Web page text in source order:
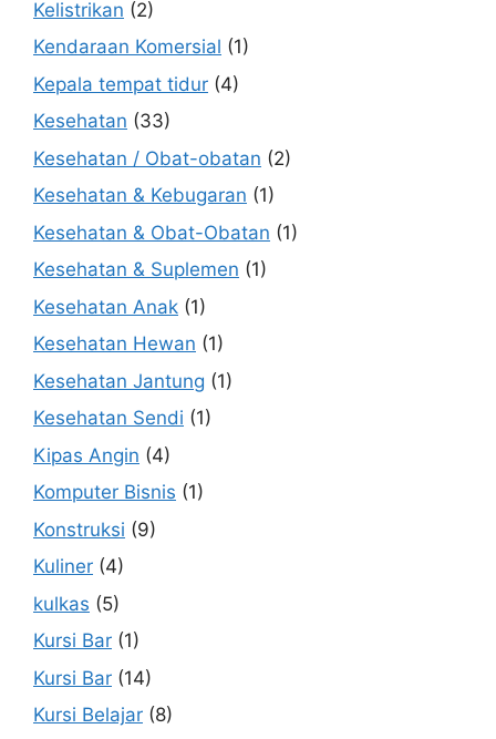
Kelistrikan (2)
Kendaraan Komersial (1)
Kepala tempat tidur (4)
Kesehatan (33)
Kesehatan / Obat-obatan (2)
Kesehatan & Kebugaran (1)
Kesehatan & Obat-Obatan (1)
Kesehatan & Suplemen (1)
Kesehatan Anak (1)
Kesehatan Hewan (1)
Kesehatan Jantung (1)
Kesehatan Sendi (1)
Kipas Angin (4)
Komputer Bisnis (1)
Konstruksi (9)
Kuliner (4)
kulkas (5)
Kursi Bar (1)
Kursi Bar (14)
Kursi Belajar (8)